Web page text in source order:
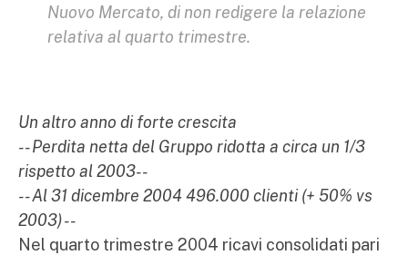
Nuovo Mercato, di non redigere la relazione
relativa al quarto trimestre.
Un altro anno di forte crescita
-- Perdita netta del Gruppo ridotta a circa un 1/3
rispetto al 2003--
-- Al 31 dicembre 2004 496.000 clienti (+ 50% vs
2003) --
Nel quarto trimestre 2004 ricavi consolidati pari